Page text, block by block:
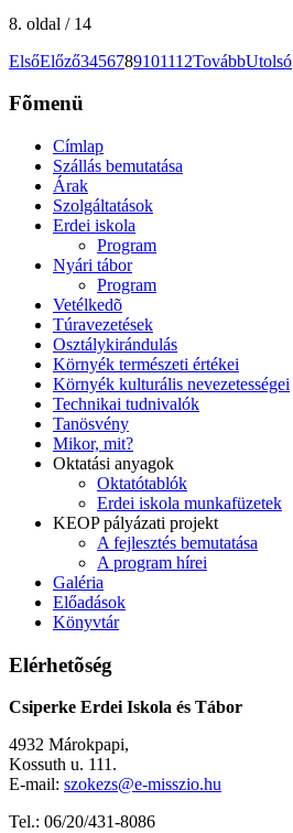
8. oldal / 14
ElsőElőző3456789101112TovábbUtolsó
Fõmenü
Címlap
Szállás bemutatása
Árak
Szolgáltatások
Erdei iskola
Program
Nyári tábor
Program
Vetélkedõ
Túravezetések
Osztálykirándulás
Környék természeti értékei
Környék kulturális nevezetességei
Technikai tudnivalók
Tanösvény
Mikor, mit?
Oktatási anyagok
Oktatótablók
Erdei iskola munkafüzetek
KEOP pályázati projekt
A fejlesztés bemutatása
A program hírei
Galéria
Előadások
Könyvtár
Elérhetõség
Csiperke Erdei Iskola és Tábor
4932 Márokpapi,
Kossuth u. 111.
E-mail: szokezs@e-misszio.hu
Tel.: 06/20/431-8086